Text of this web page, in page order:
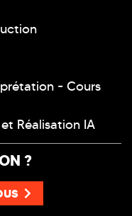
- Cours
Réalisation IA
?